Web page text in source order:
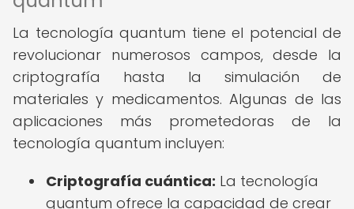
La tecnología quantum tiene el potencial de
revolucionar numerosos campos, desde la
criptografía hasta la simulación de
materiales y medicamentos. Algunas de las
aplicaciones más prometedoras de la
tecnología quantum incluyen:
Criptografía cuántica: La tecnología
quantum ofrece la capacidad de crear